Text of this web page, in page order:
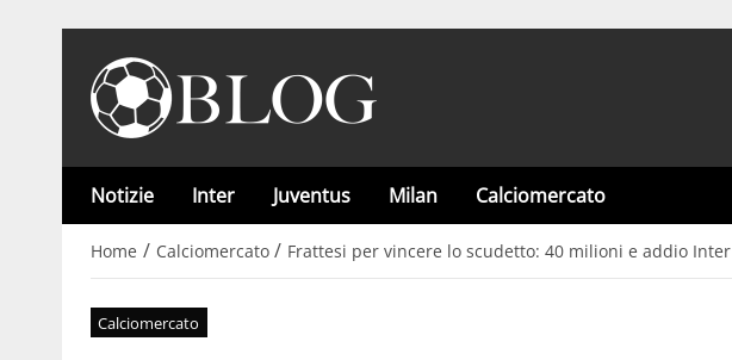
Notizie Inter Juventus Milan Calciomercato
Home / Calciomercato / Frattesi per vincere lo scudetto: 40 milioni e addio Inter
Calciomercato